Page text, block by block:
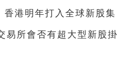
港明年打入全球新股集
易所會否有超大型新股掛